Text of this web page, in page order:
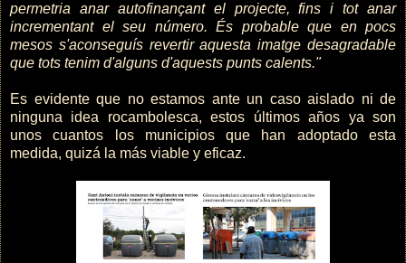
permetria anar autofinançant el projecte, fins i tot anar
incrementant el seu número. És probable que en pocs
mesos s'aconseguís revertir aquesta imatge desagradable
que tots tenim d'alguns d'aquests punts calents."
Es evidente que no estamos ante un caso aislado ni de
ninguna idea rocambolesca, estos últimos años ya son
unos cuantos los municipios que han adoptado esta
medida, quizá la más viable y eficaz.